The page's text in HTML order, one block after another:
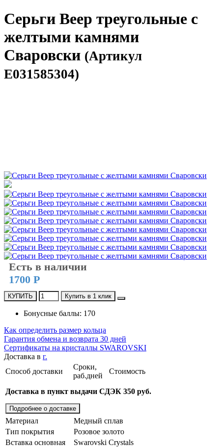
Серьги Веер треугольные с
желтыми камнями
Сваровски (Артикул
E031585304)
Есть в наличии
1700 Р
КУПИТЬ Купить в 1 клик
Бонусные баллы: 170
Как определить размер кольца
Гарантия обмена и возврата 30 дней
Сертификаты на кристаллы SWAROVSKI
Доставка в г.
Способ доставки
Сроки,
раб.дней
Стоимость
Доставка в пункт выдачи СДЭК 350 руб.
Подробнее о доставке
Материал
Медный сплав
Тип покрытия
Розовое золото
Вставка основная
Swarovski Crystals